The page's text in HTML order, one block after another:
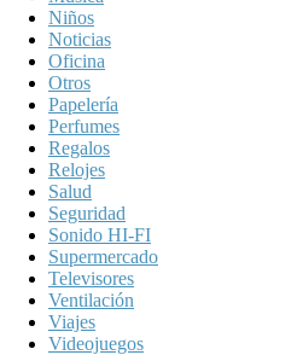
Niños
Noticias
Oficina
Otros
Papelería
Perfumes
Regalos
Relojes
Salud
Seguridad
Sonido HI-FI
Supermercado
Televisores
Ventilación
Viajes
Videojuegos